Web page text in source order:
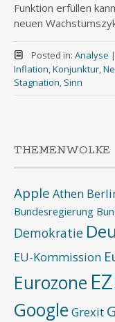
Funktion erfüllen
neuen
Posted in: Analyse |
Inflation,Konjunktur,
Stagnation, Sinn
THEMENWOLKE
Apple Athen
Bundesregierung
Demokratie
EU-Kommission
Eurozone
Google Grexit